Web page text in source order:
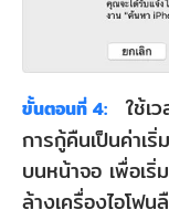
ขั้นตอนที่ 4:
ใช้เ
การกู้คืนเป็นค่าเ
บนหน้าจอ เพื่อเ
ล้างเครื่องไอโฟ